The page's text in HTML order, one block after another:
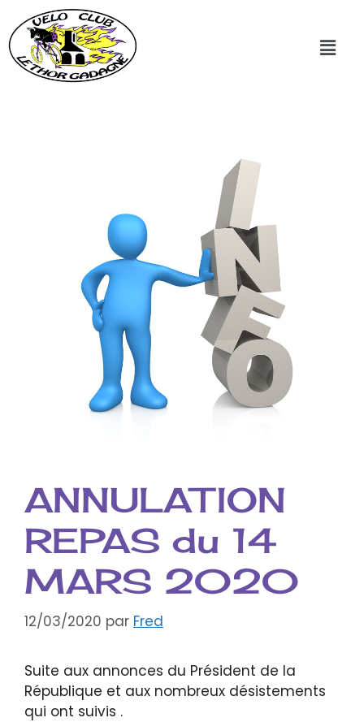
ANNULATION
REPAS du 14
MARS 2020
12/03/2020 par Fred
Suite aux annonces du Président de la
République et aux nombreux désistements
qui ont suivis .